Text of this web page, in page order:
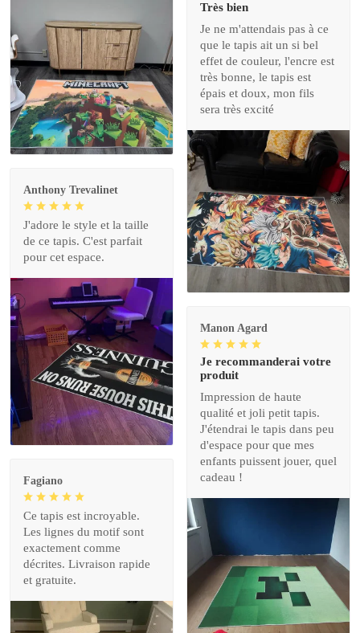
Très bien
Je ne m'attendais pas à ce
que le tapis ait un si bel
effet de couleur, l'encre est
très bonne, le tapis est
épais et doux, mon fils
sera très excité
Anthony Trevalinet
J'adore le style et la taille
de ce tapis. C'est parfait
pour cet espace.
Manon Agard
Je recommanderai votre
produit
Impression de haute
qualité et joli petit tapis.
J'étendrai le tapis dans peu
d'espace pour que mes
enfants puissent jouer, quel
cadeau !
Fagiano
Ce tapis est incroyable.
Les lignes du motif sont
exactement comme
décrites. Livraison rapide
et gratuite.